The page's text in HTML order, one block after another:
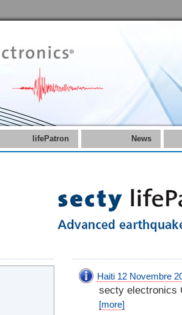
lifePatron News
Haiti 12 Novembre
secty electronics
[more]